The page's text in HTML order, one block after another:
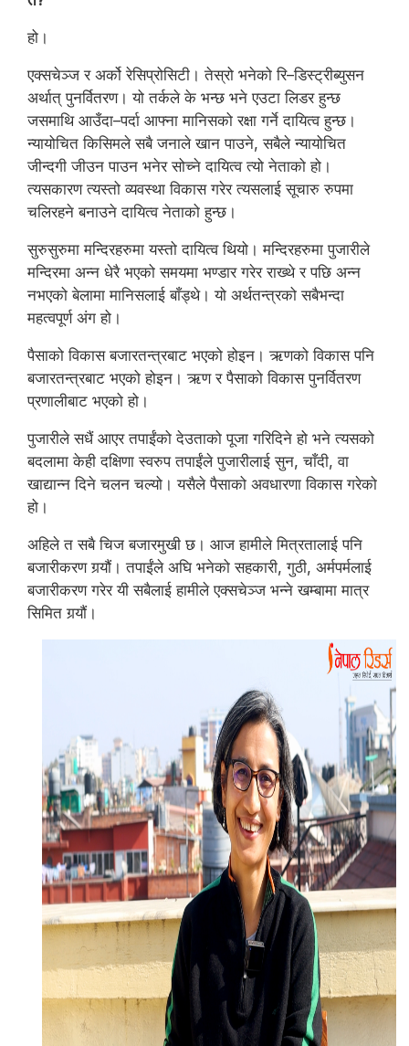
हो।
एक्सचेञ्ज र अर्को रेसिप्रोसिटी। तेस्रो भनेको रि–डिस्ट्रीब्युसन
अर्थात् पुनर्वितरण। यो तर्कले के भन्छ भने एउटा लिडर हुन्छ
जसमाथि आउँदा–पर्दा आफ्ना मानिसको रक्षा गर्ने दायित्व हुन्छ।
न्यायोचित किसिमले सबै जनाले खान पाउने, सबैले न्यायोचित
जीन्दगी जीउन पाउन भनेर सोच्ने दायित्व त्यो नेताको हो।
त्यसकारण त्यस्तो व्यवस्था विकास गरेर त्यसलाई सूचारु रुपमा
चलिरहने बनाउने दायित्व नेताको हुन्छ।
सुरुसुरुमा मन्दिरहरुमा यस्तो दायित्व थियो। मन्दिरहरुमा पुजारीले
मन्दिरमा अन्न धेरै भएको समयमा भण्डार गरेर राख्थे र पछि अन्न
नभएको बेलामा मानिसलाई बाँड्थे। यो अर्थतन्त्रको सबैभन्दा
महत्वपूर्ण अंग हो।
पैसाको विकास बजारतन्त्रबाट भएको होइन। ऋणको विकास पनि
बजारतन्त्रबाट भएको होइन। ऋण र पैसाको विकास पुनर्वितरण
प्रणालीबाट भएको हो।
पुजारीले सधैं आएर तपाईंको देउताको पूजा गरिदिने हो भने त्यसको
बदलामा केही दक्षिणा स्वरुप तपाईंले पुजारीलाई सुन, चाँदी, वा
खाद्यान्न दिने चलन चल्यो। यसैले पैसाको अवधारणा विकास गरेको
हो।
अहिले त सबै चिज बजारमुखी छ। आज हामीले मित्रतालाई पनि
बजारीकरण गर्‍यौं। तपाईंले अघि भनेको सहकारी, गुठी, अर्मपर्मलाई
बजारीकरण गरेर यी सबैलाई हामीले एक्सचेञ्ज भन्ने खम्बामा मात्र
सिमित गर्‍यौं।